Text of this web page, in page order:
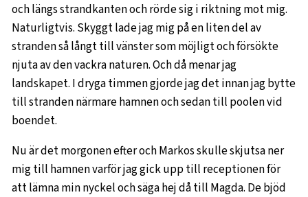
och längs strandkanten och rörde sig i riktning mot mig.
Naturligtvis. Skyggt lade jag mig på en liten del av
stranden så långt till vänster som möjligt och försökte
njuta av den vackra naturen. Och då menar jag
landskapet. I dryga timmen gjorde jag det innan jag bytte
till stranden närmare hamnen och sedan till poolen vid
boendet.
Nu är det morgonen efter och Markos skulle skjutsa ner
mig till hamnen varför jag gick upp till receptionen för
att lämna min nyckel och säga hej då till Magda. De bjöd